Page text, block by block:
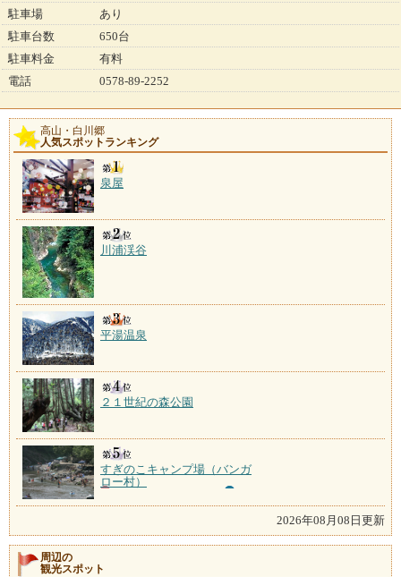
駐車場
あり
駐車台数
650台
駐車料金
有料
電話
0578-89-2252
高山・白川郷
人気スポットランキング
泉屋
川浦渓谷
平湯温泉
２１世紀の森公園
すぎのこキャンプ場（バンガ
ロー村）
2026年08月08日更新
周辺の
観光スポット